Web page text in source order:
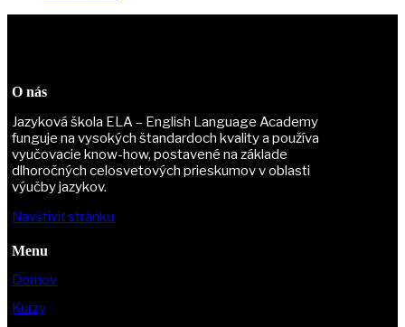
O nás
Jazyková škola ELA – English Language Academy
funguje na vysokých štandardoch kvality a používa
vyučovacie know-how, postavené na základe
dlhoročných celosvetových prieskumov v oblasti
výučby jazykov.
Navštíviť stránku
Menu
Domov
Kurzy